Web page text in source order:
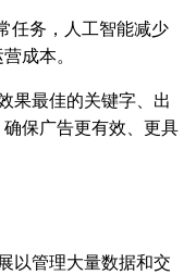
任务，人工智能减少
成本。
果最佳的关键字、出
保广告更有效、更具
以管理大量数据和交